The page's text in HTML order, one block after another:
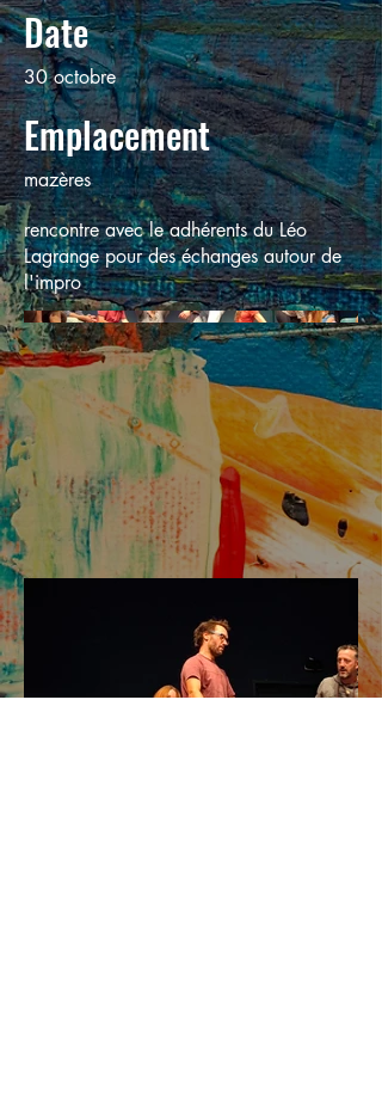
Date
30 octobre
Emplacement
mazères
rencontre avec le adhérents du Léo
Lagrange pour des échanges autour de
l'impro